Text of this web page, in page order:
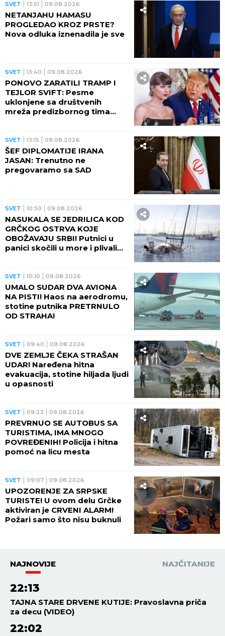
SVET 13:51 09.08.2026
NETANJAHU HAMASU
PROGLEDAO KROZ PRSTE?
Nova odluka iznenadila je sve
SVET 13:40 09.08.2026
PONOVO ZARATILI TRAMP I
TEJLOR SVIFT: Pesme
uklonjene sa društvenih
mreža predizbornog tima
SVET 13:15 09.08.2026
ŠEF DIPLOMATIJE IRANA
JASAN: Trenutno ne
pregovaramo sa SAD
SVET 10:50 09.08.2026
NASUKALA SE JEDRILICA KOD
GRČKOG OSTRVA KOJE
OBOŽAVAJU SRBI! Putnici u
panici skočili u more i plivali
SVET 10:10 09.08.2026
UMALO SUDAR DVA AVIONA
NA PISTI! Haos na aerodromu,
stotine putnika PRETRNULO
OD STRAHA!
SVET 09:40 09.08.2026
DVE ZEMLJE ČEKA STRAŠAN
UDAR! Naređena hitna
evakuacija, stotine hiljada ljudi
u opasnosti
SVET 09:23 09.08.2026
PREVRNUO SE AUTOBUS SA
TURISTIMA, IMA MNOGO
POVREĐENIH! Policija i hitna
pomoć na licu mesta
SVET 09:07 09.08.2026
UPOZORENJE ZA SRPSKE
TURISTE! U ovom delu Grčke
aktiviran je CRVENI ALARM!
Požari samo što nisu buknuli
NAJNOVIJE NAJČITANIJE
22:13
TAJNA STARE DRVENE KUTIJE: Pravoslavna priča
za decu (VIDEO)
22:02